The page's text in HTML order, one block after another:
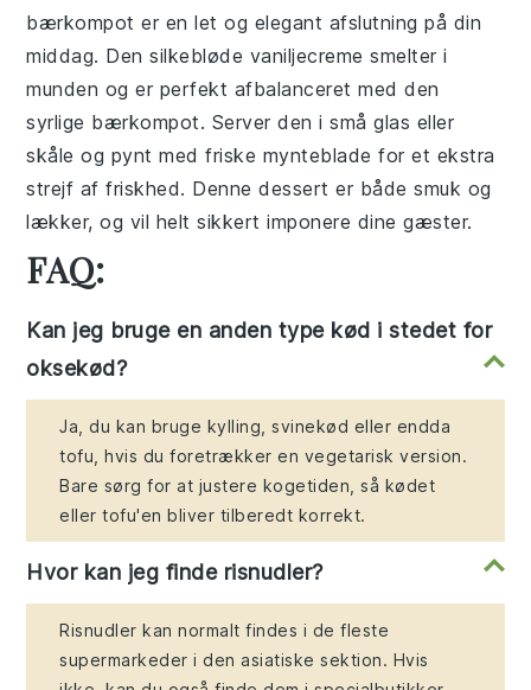
bærkompot er en let og elegant afslutning på din
middag. Den silkebløde vaniljecreme smelter i
munden og er perfekt afbalanceret med den
syrlige bærkompot. Server den i små glas eller
skåle og pynt med friske mynteblade for et ekstra
strejf af friskhed. Denne dessert er både smuk og
lækker, og vil helt sikkert imponere dine gæster.
FAQ:
Kan jeg bruge en anden type kød i stedet for
oksekød?
Ja, du kan bruge kylling, svinekød eller endda
tofu, hvis du foretrækker en vegetarisk version.
Bare sørg for at justere kogetiden, så kødet
eller tofu'en bliver tilberedt korrekt.
Hvor kan jeg finde risnudler?
Risnudler kan normalt findes i de fleste
supermarkeder i den asiatiske sektion. Hvis